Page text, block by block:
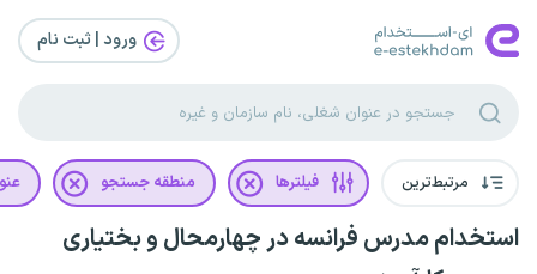
ورود | ثبت‌ نام
مرتبط‌ترین فیلترها منطقه جستجو
استخدام مدرس فرانسه در چهارمحال و بختیاری